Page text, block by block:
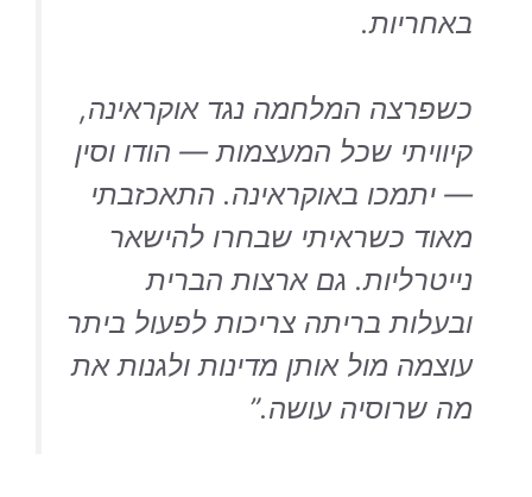
באחריות.
כשפרצה המלחמה נגד אוקראינה,
קיוויתי שכל המעצמות — הודו וסין
— יתמכו באוקראינה. התאכזבתי
מאוד כשראיתי שבחרו להישאר
נייטרליות. גם ארצות הברית
ובעלות בריתה צריכות לפעול ביתר
עוצמה מול אותן מדינות ולגנות את
מה שרוסיה עושה.”